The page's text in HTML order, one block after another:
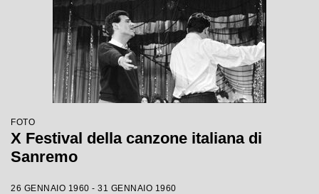
FOTO
X Festival della canzone italiana di
Sanremo
26 GENNAIO 1960 - 31 GENNAIO 1960